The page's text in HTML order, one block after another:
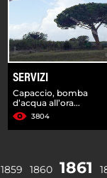
SERVIZI
Capaccio, bomba
d’acqua all’ora...
3804
1859 1860 1861